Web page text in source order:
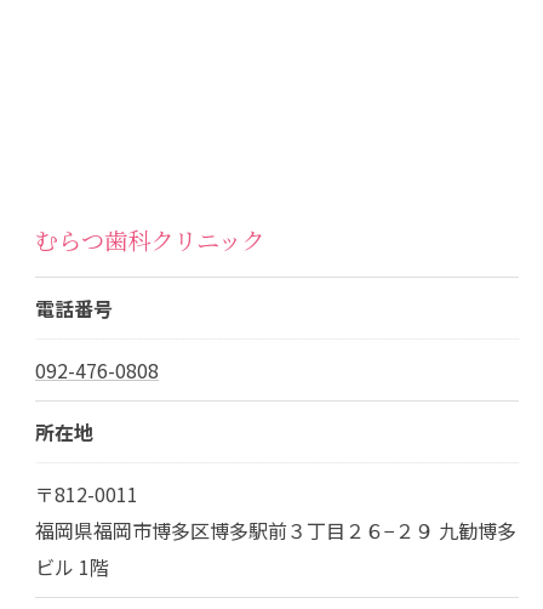
むらつ歯科クリニック
電話番号
092-476-0808
所在地
〒812-0011
福岡県福岡市博多区博多駅前３丁目２６−２９ 九勧博多
ビル 1階